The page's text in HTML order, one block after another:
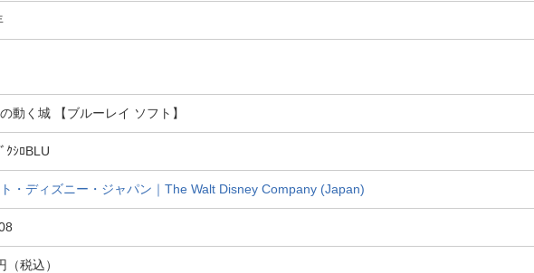
動く城 【ブルーレイ ソフト】
ｸｼﾛBLU
・ディズニー・ジャパン｜The Walt Disney Company (Japan)
（税込）